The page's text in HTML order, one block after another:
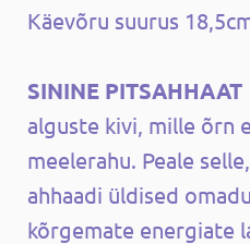
Käevõru suurus
SININE PITSAHHAAT
alguste kivi, mille õrn
meelerahu. Peale
ahhaadi üldised
kõrgemate energiate